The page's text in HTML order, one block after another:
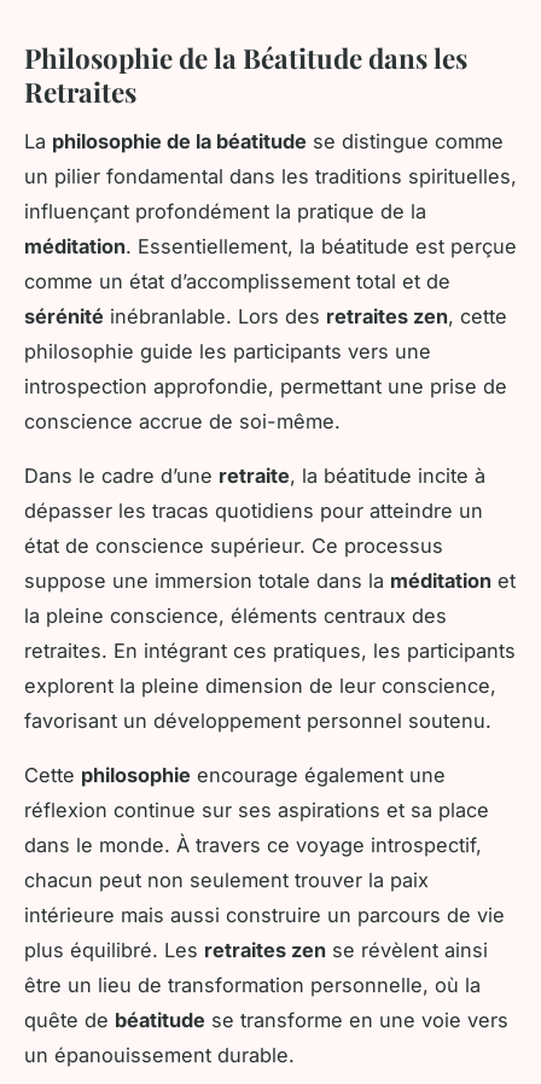
Philosophie de la Béatitude dans les
Retraites
La philosophie de la béatitude se distingue comme
un pilier fondamental dans les traditions spirituelles,
influençant profondément la pratique de la
méditation. Essentiellement, la béatitude est perçue
comme un état d’accomplissement total et de
sérénité inébranlable. Lors des retraites zen, cette
philosophie guide les participants vers une
introspection approfondie, permettant une prise de
conscience accrue de soi-même.
Dans le cadre d’une retraite, la béatitude incite à
dépasser les tracas quotidiens pour atteindre un
état de conscience supérieur. Ce processus
suppose une immersion totale dans la méditation et
la pleine conscience, éléments centraux des
retraites. En intégrant ces pratiques, les participants
explorent la pleine dimension de leur conscience,
favorisant un développement personnel soutenu.
Cette philosophie encourage également une
réflexion continue sur ses aspirations et sa place
dans le monde. À travers ce voyage introspectif,
chacun peut non seulement trouver la paix
intérieure mais aussi construire un parcours de vie
plus équilibré. Les retraites zen se révèlent ainsi
être un lieu de transformation personnelle, où la
quête de béatitude se transforme en une voie vers
un épanouissement durable.